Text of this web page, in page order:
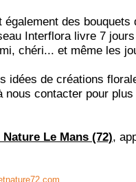
des bouquets
Interflora livre 7
chéri... et même les
idées de créations
nous contacter pour plus
Le Mans (72),